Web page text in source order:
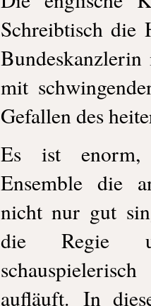
Schreibtisch die
mit
Gefallen des
Es ist enorm,
Ensemble die
nicht nur gut
die Regie
aufläuft. In